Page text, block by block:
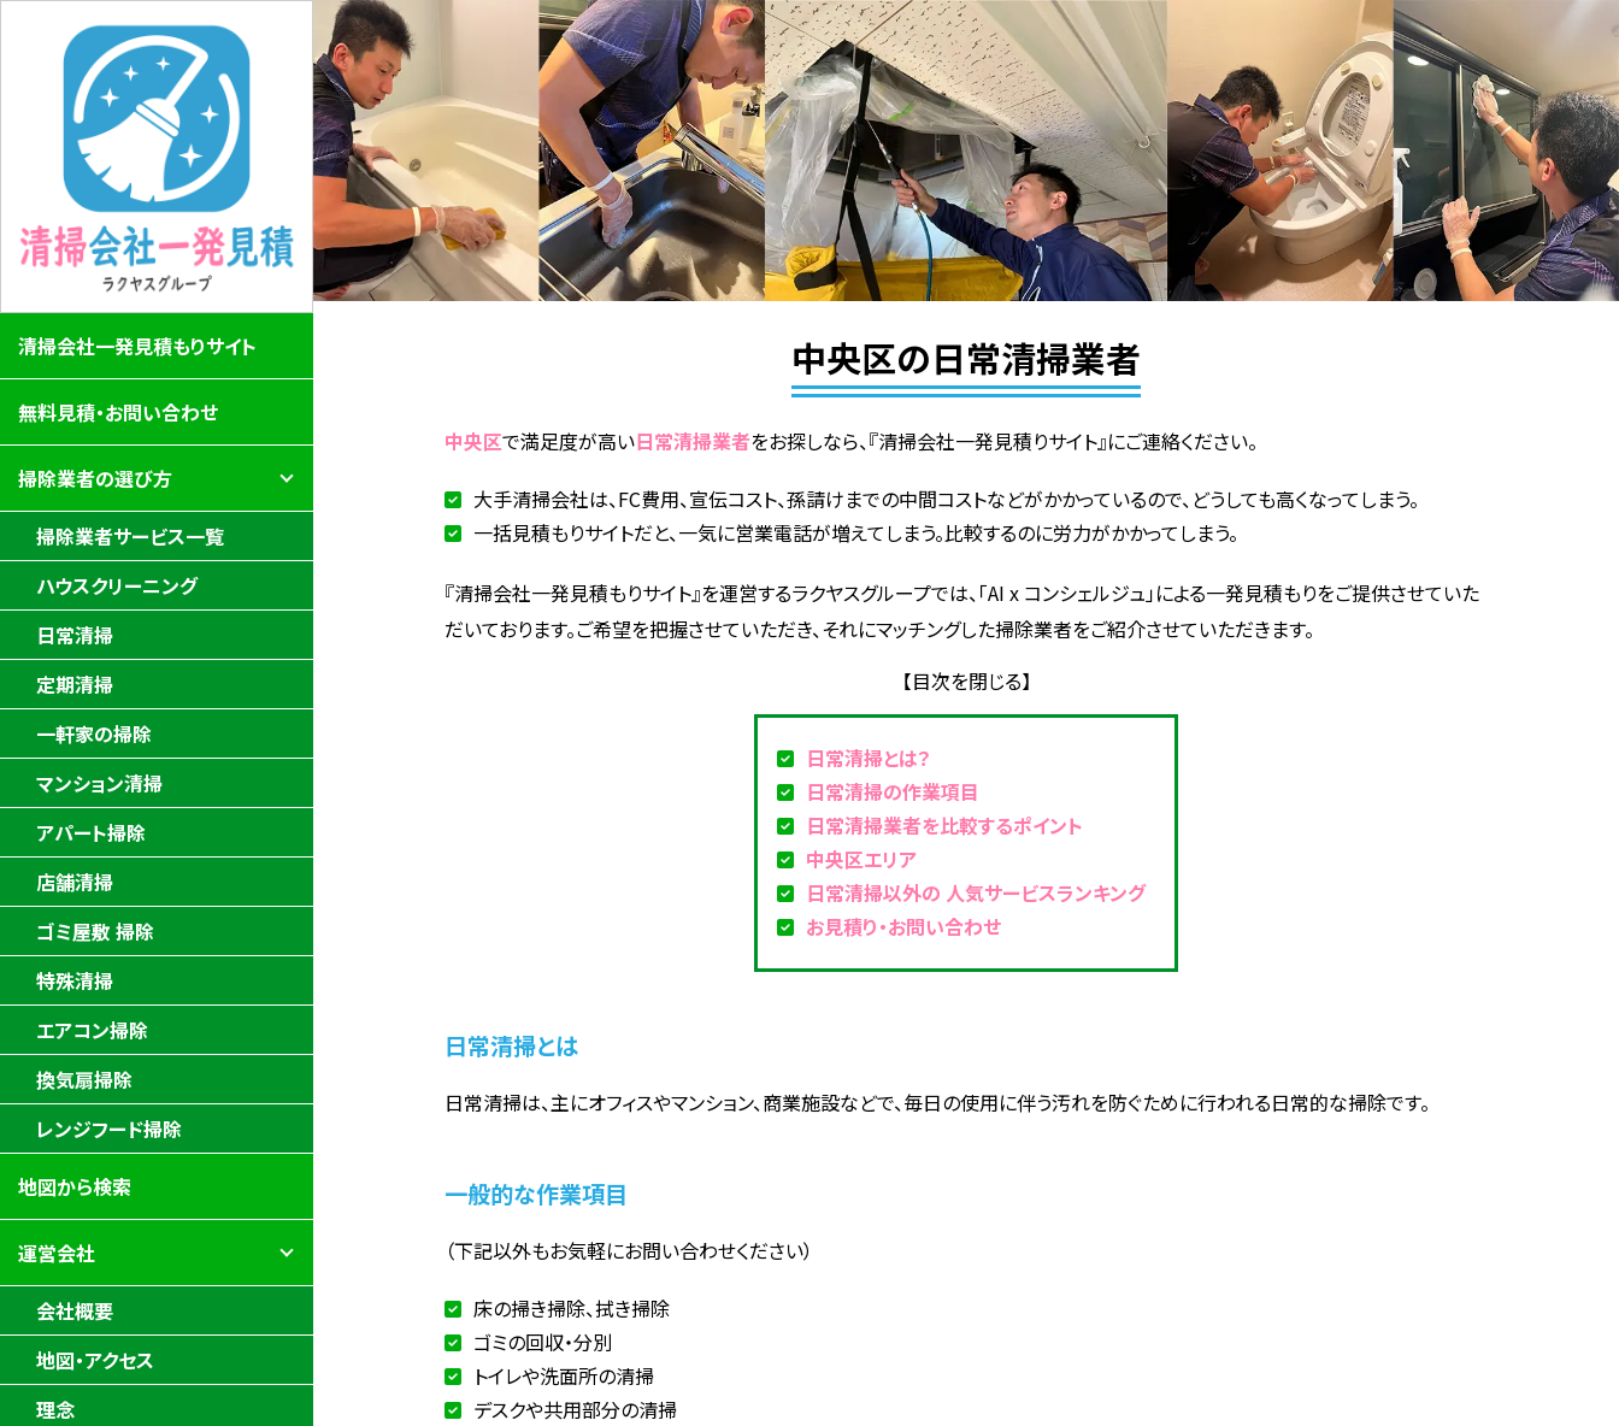
中央区の日常清掃業者
中央区で満足度が高い日常清掃業者をお探しなら、『清掃会社一発見積りサイト』にご連絡ください。
大手清掃会社は、FC費用、宣伝コスト、孫請けまでの中間コストなどがかかっているので、どうしても高くなってしまう。
一括見積もりサイトだと、一気に営業電話が増えてしまう。比較するのに労力がかかってしまう。
『清掃会社一発見積もりサイト』を運営するラクヤスグループでは、「AI x コンシェルジュ」による一発見積もりをご提供させていた
だいております。ご希望を把握させていただき、それにマッチングした掃除業者をご紹介させていただきます。
日常清掃とは？
日常清掃の作業項目
日常清掃業者を比較するポイント
中央区エリア
日常清掃以外の 人気サービスランキング
お見積り・お問い合わせ
日常清掃とは
日常清掃は、主にオフィスやマンション、商業施設などで、毎日の使用に伴う汚れを防ぐために行われる日常的な掃除です。
一般的な作業項目
（下記以外もお気軽にお問い合わせください）
床の掃き掃除、拭き掃除
ゴミの回収・分別
トイレや洗面所の清掃
デスクや共用部分の清掃
清掃会社一発見積もりサイト
無料見積・お問い合わせ
掃除業者の選び方
掃除業者サービス一覧
ハウスクリーニング
日常清掃
定期清掃
一軒家の掃除
マンション清掃
アパート掃除
店舗清掃
ゴミ屋敷 掃除
特殊清掃
エアコン掃除
換気扇掃除
レンジフード掃除
地図から検索
運営会社
会社概要
地図・アクセス
理念